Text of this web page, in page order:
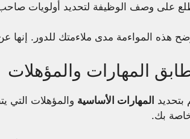
على وصف الوظيفة لتحديد أولويات
هذه المواءمة مدى ملاءمتك للدور. إنها
المهارات والمؤهلات
بتحديد المهارات الأساسية والمؤهلات التي
بك.